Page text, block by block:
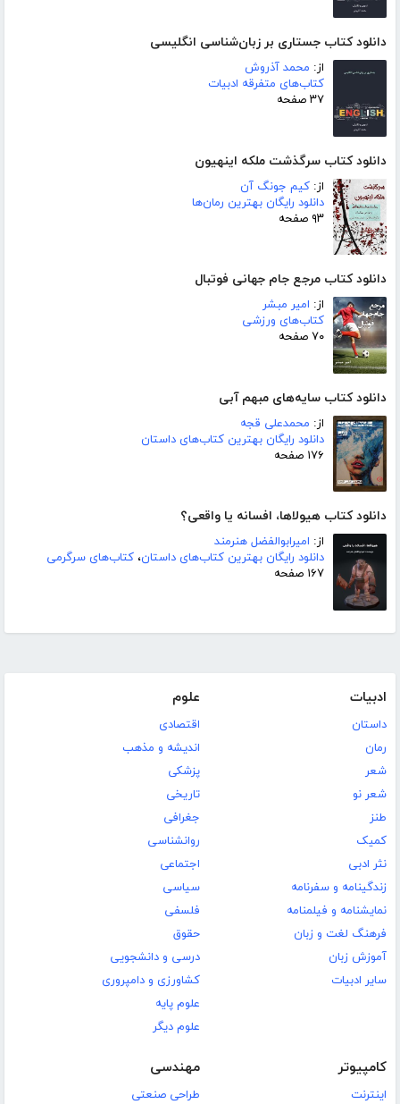
دانلود کتاب جستاری بر زبان‌شناسی انگلیسی
از: محمد آذروش
کتاب‌های متفرقه ادبیات
۳۷ صفحه
دانلود کتاب سرگذشت ملکه اینهیون
از: کیم جونگ آن
دانلود رایگان بهترین رمان‌ها
۹۳ صفحه
دانلود کتاب مرجع جام جهانی فوتبال
از: امیر مبشر
کتاب‌های ورزشی
۷۰ صفحه
دانلود کتاب سایه‌های مبهم آبی
از: محمدعلی قجه
دانلود رایگان بهترین کتاب‌های داستان
۱۷۶ صفحه
دانلود کتاب هیولاها، افسانه یا واقعی؟
از: امیرابوالفضل هنرمند
دانلود رایگان بهترین کتاب‌های داستان، کتاب‌های سرگرمی
۱۶۷ صفحه
ادبیات
داستان
رمان
شعر
شعر نو
طنز
کمیک
نثر ادبی
زندگینامه و سفرنامه
نمایشنامه و فیلمنامه
فرهنگ لغت و زبان
آموزش زبان
سایر ادبیات
علوم
اقتصادی
اندیشه و مذهب
پزشکی
تاریخی
جغرافی
روانشناسی
اجتماعی
سیاسی
فلسفی
حقوق
درسی و دانشجویی
کشاورزی و دامپروری
علوم پایه
علوم دیگر
کامپیوتر
اینترنت
مهندسی
طراحی صنعتی